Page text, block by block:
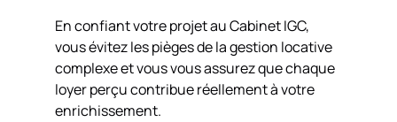
En confiant votre projet au Cabinet IGC,
vous évitez les pièges de la gestion locative
complexe et vous vous assurez que chaque
loyer perçu contribue réellement à votre
enrichissement.